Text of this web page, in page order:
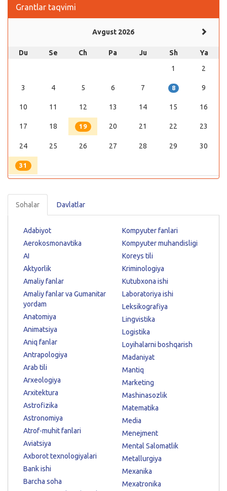
Grantlar taqvimi
Avgust 2026
Du Se Ch Pa Ju Sh
Ya
1
2
3 4 5 6 7 8 9
10 11 12 13 14 15 16
17 18 19 20 21 22 23
24 25 26 27 28 29 30
31
Sohalar Davlatlar
Adabiyot
Aerokosmonavtika
AI
Aktyorlik
Amaliy fanlar
Amaliy fanlar va Gumanitar
yordam
Anatomiya
Animatsiya
Aniq fanlar
Antrapologiya
Arab tili
Arxeologiya
Arxitektura
Astrofizika
Astronomiya
Atrof-muhit fanlari
Aviatsiya
Axborot texnologiyalari
Bank ishi
Barcha soha
Kompyuter fanlari
Kompyuter muhandisligi
Koreys tili
Kriminologiya
Kutubxona ishi
Laboratoriya ishi
Leksikografiya
Lingvistika
Logistika
Loyihalarni boshqarish
Madaniyat
Mantiq
Marketing
Mashinasozlik
Matematika
Media
Menejment
Mental Salomatlik
Metallurgiya
Mexanika
Mexatronika